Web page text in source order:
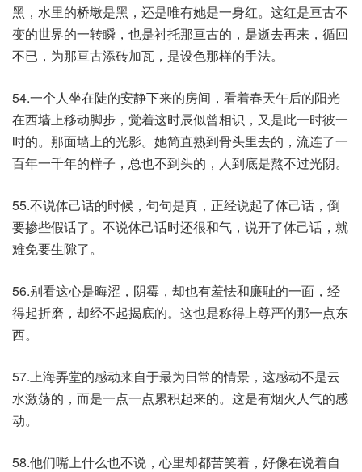
黑，水里的桥墩是黑，还是唯有她是一身红。这红是亘古不
变的世界的一转瞬，也是衬托那亘古的，是逝去再来，循回
不已，为那亘古添砖加瓦，是设色那样的手法。
54.一个人坐在陡的安静下来的房间，看着春天午后的阳光
在西墙上移动脚步，觉着这时辰似曾相识，又是此一时彼一
时的。那面墙上的光影。她简直熟到骨头里去的，流连了一
百年一千年的样子，总也不到头的，人到底是熬不过光阴。
55.不说体己话的时候，句句是真，正经说起了体己话，倒
要掺些假话了。不说体己话时还很和气，说开了体己话，就
难免要生隙了。
56.别看这心是晦涩，阴霉，却也有羞怯和廉耻的一面，经
得起折磨，却经不起揭底的。这也是称得上尊严的那一点东
西。
57.上海弄堂的感动来自于最为日常的情景，这感动不是云
水激荡的，而是一点一点累积起来的。这是有烟火人气的感
动。
58.他们嘴上什么也不说，心里却都苦笑着，好像在说着自